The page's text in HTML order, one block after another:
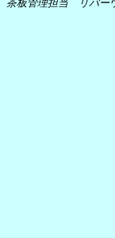
茶板管理担当 リバー